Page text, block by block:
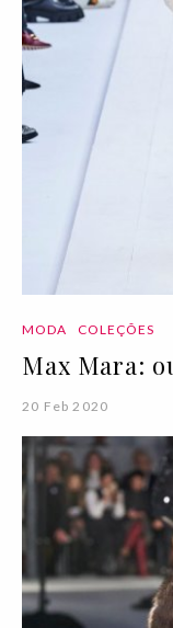
MODA COLEÇÕES
Max Mara:
20 Feb 2020